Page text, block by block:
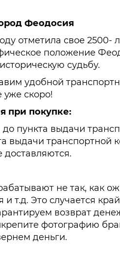
Феодосия
отметила свое
положение
судьбу.
удобной
скоро!
при покупке:
до пункта выдачи
выдачи транспортной
не так, как
и т.д. Это случается
возврат
фотографию
деньги.